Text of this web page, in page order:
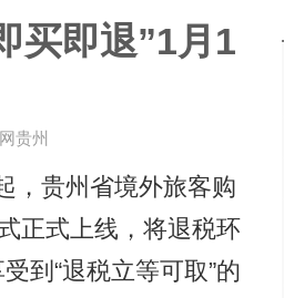
买即退”1月1
贵州
贵州省境外旅客购
正式上线，将退税环
到“退税立等可取”的